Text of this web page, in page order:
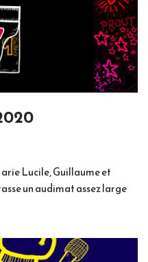
Lucile, Guillaume et
un audimat assez large